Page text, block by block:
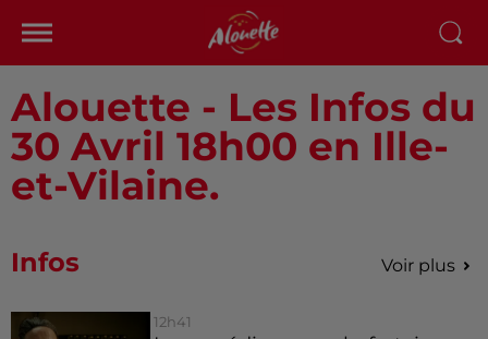
Alouette - Les Infos du
30 Avril 18h00 en Ille-
et-Vilaine.
Infos Voir plus
12h41